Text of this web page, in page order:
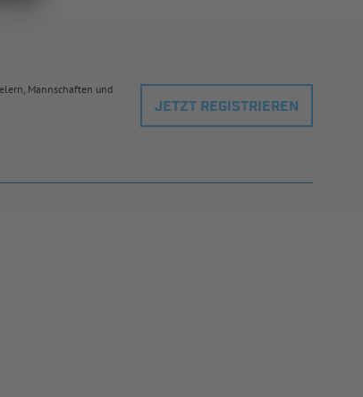
Mannschaften und
JETZT REGISTRIEREN